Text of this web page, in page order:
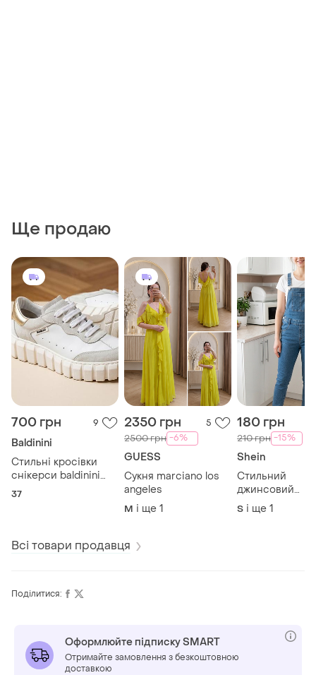
Ще продаю
700 грн 9
Baldinini
Стильні кросівки
снікерси baldinini
(оригінал), 36 розмір
37
2350 грн 5
2500 грн -6%
GUESS
Сукня marciano los
angeles
M і ще 1
180 грн
210 грн -15%
Shein
Стильний
джинсовий
комбінезон від
бренду shein
S і ще 1
Всі товари продавця
Поділитися:
Оформлюйте підписку SMART
Отримайте замовлення з безкоштовною
доставкою